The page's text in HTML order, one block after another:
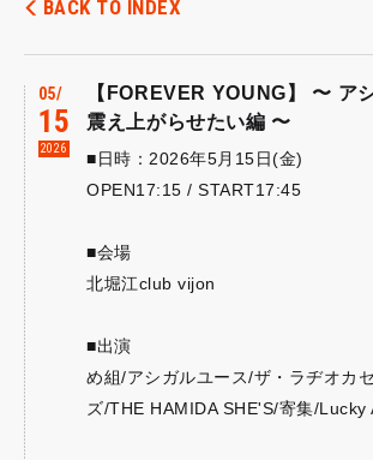
BACK TO INDEX
05
15
2026
【FOREVER YOUNG】 〜 ア
震え上がらせたい編 〜
■日時：2026年5月15日(金)
OPEN17:15 / START17:45
■会場
北堀江club vijon
■出演
め組/アシガルユース/ザ・ラヂオカ
ズ/THE HAMIDA SHE'S/寄集/Lucky